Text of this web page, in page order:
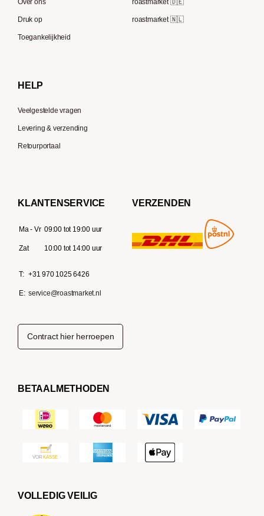
Supremo
Moccamaster
Druk op
Toegankelijkheid
roastmarket 🇳🇱
HELP
Veelgestelde vragen
Levering & verzending
Retourportaal
KLANTENSERVICE
Ma - Vr 09:00 tot 19:00 uur
Zat 10:00 tot 14:00 uur
T: +31 970 1025 6426
E: service@roastmarket.nl
VERZENDEN
Contract hier herroepen
BETAALMETHODEN
VOLLEDIG VEILIG